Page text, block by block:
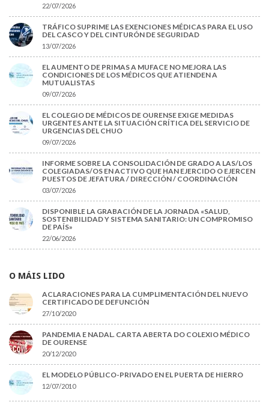
22/07/2026
TRÁFICO SUPRIME LAS EXENCIONES MÉDICAS PARA EL USO
DEL CASCO Y DEL CINTURÓN DE SEGURIDAD
13/07/2026
EL AUMENTO DE PRIMAS A MUFACE NO MEJORA LAS
CONDICIONES DE LOS MÉDICOS QUE ATIENDEN A
MUTUALISTAS
09/07/2026
EL COLEGIO DE MÉDICOS DE OURENSE EXIGE MEDIDAS
URGENTES ANTE LA SITUACIÓN CRÍTICA DEL SERVICIO DE
URGENCIAS DEL CHUO
09/07/2026
INFORME SOBRE LA CONSOLIDACIÓN DE GRADO A LAS/LOS
COLEGIADAS/OS EN ACTIVO QUE HAN EJERCIDO O EJERCEN
PUESTOS DE JEFATURA / DIRECCIÓN / COORDINACIÓN
03/07/2026
DISPONIBLE LA GRABACIÓN DE LA JORNADA «SALUD,
SOSTENIBILIDAD Y SISTEMA SANITARIO: UN COMPROMISO
DE PAÍS»
22/06/2026
O MÁIS LIDO
ACLARACIONES PARA LA CUMPLIMENTACIÓN DEL NUEVO
CERTIFICADO DE DEFUNCIÓN
27/10/2020
PANDEMIA E NADAL. CARTA ABERTA DO COLEXIO MÉDICO
DE OURENSE
20/12/2020
EL MODELO PÚBLICO-PRIVADO EN EL PUERTA DE HIERRO
12/07/2010